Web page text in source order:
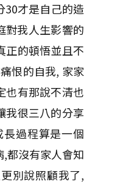
30才是自己的造
對我人生影響的
正的頓悟並且不
恨的自我, 家家
也有那說不清也
我很三八的分享
過程算是一個
,都沒有家人會知
別說照顧我了,